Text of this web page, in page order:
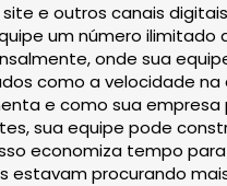
e outros canais
um número
onde sua
como a velocidade
e como sua
sua equipe pode
economiza tempo
estavam procurando